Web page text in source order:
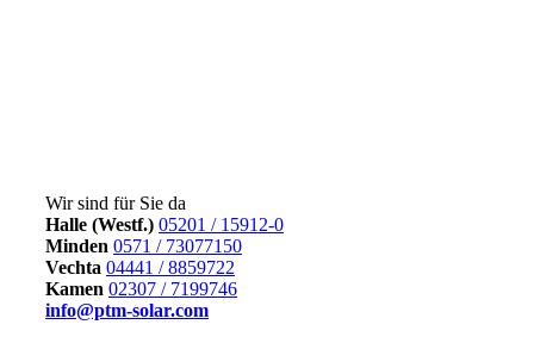
Wir sind für Sie da
Halle (Westf.) 05201 / 15912-0
Minden 0571 / 73077150
Vechta 04441 / 8859722
Kamen 02307 / 7199746
info@ptm-solar.com